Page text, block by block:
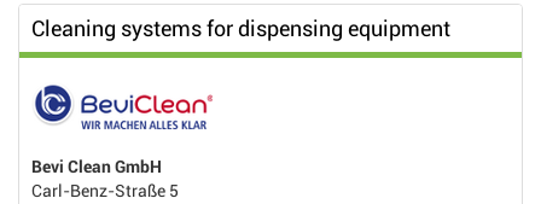
Cleaning systems for dispensing equipment
Bevi Clean GmbH
Carl-Benz-Straße 5